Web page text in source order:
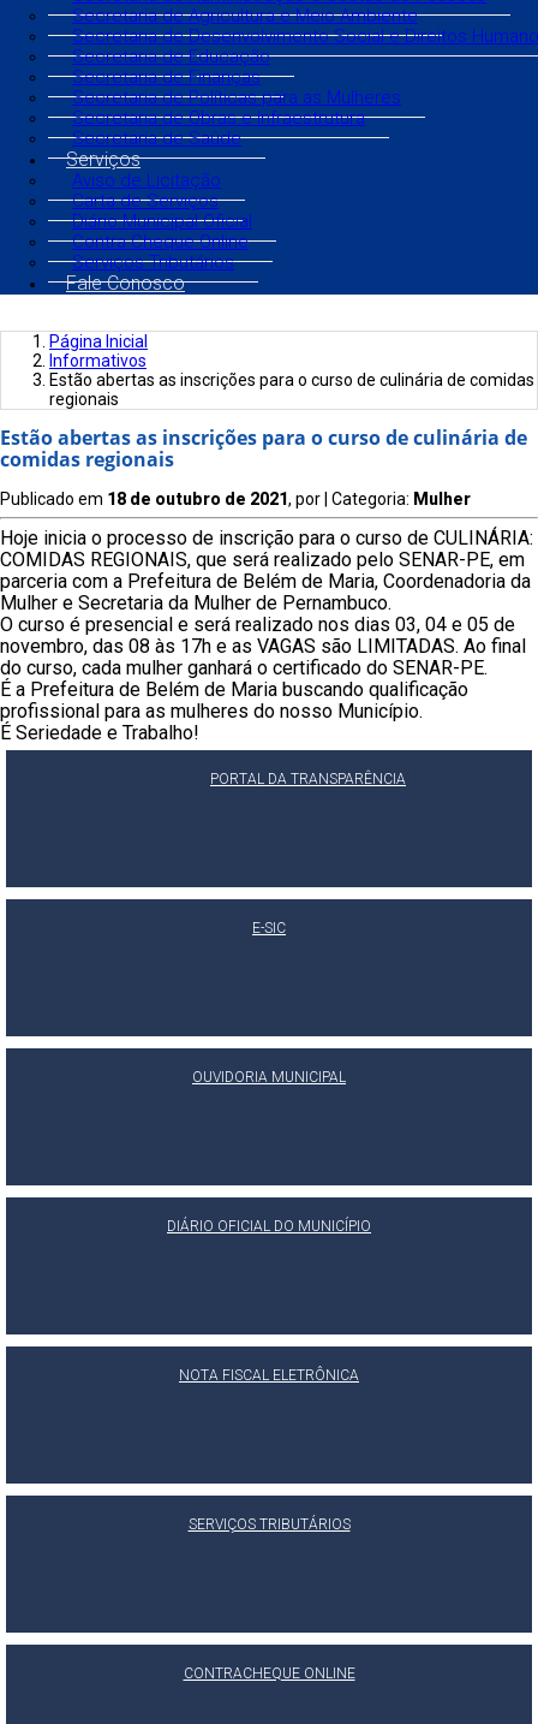
Secretaria de Agricultura e Meio Ambiente
Secretaria de Desenvolvimento Social e Direitos
Secretaria de Educação
Secretaria de Finanças
Secretaria de Políticas para as Mulheres
Secretaria de Obras e Infraestrutura
Secretaria de Saúde
Serviços
Aviso de Licitação
Carta de Serviços
Diário Municipal Oficial
Contra Cheque Online
Serviços Tributários
Fale Conosco
Página Inicial
Informativos
Estão abertas as inscrições para o curso de culinária de comidas
regionais
Estão abertas as inscrições para o curso de culinária de
comidas regionais
Publicado em 18 de outubro de 2021, por | Categoria: Mulher
Hoje inicia o processo de inscrição para o curso de CULINÁRIA:
COMIDAS REGIONAIS, que será realizado pelo SENAR-PE, em
parceria com a Prefeitura de Belém de Maria, Coordenadoria da
Mulher e Secretaria da Mulher de Pernambuco.
O curso é presencial e será realizado nos dias 03, 04 e 05 de
novembro, das 08 às 17h e as VAGAS são LIMITADAS. Ao final
do curso, cada mulher ganhará o certificado do SENAR-PE.
É a Prefeitura de Belém de Maria buscando qualificação
profissional para as mulheres do nosso Município.
É Seriedade e Trabalho!
PORTAL DA TRANSPARÊNCIA
E-SIC
OUVIDORIA MUNICIPAL
DIÁRIO OFICIAL DO MUNICÍPIO
NOTA FISCAL ELETRÔNICA
SERVIÇOS TRIBUTÁRIOS
CONTRACHEQUE ONLINE